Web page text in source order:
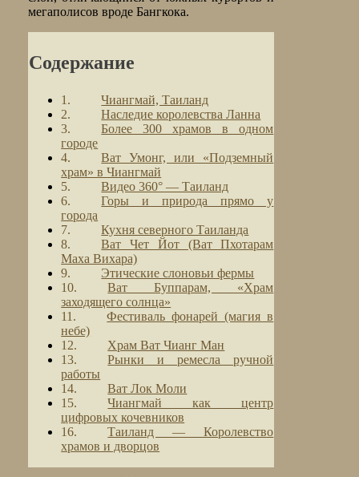
мегаполисов вроде Бангкока.
Содержание
Чиангмай, Таиланд
Наследие королевства Ланна
Более 300 храмов в одном
городе
Ват Умонг, или «Подземный
храм» в Чиангмай
Видео 360° — Таиланд
Горы и природа прямо у
города
Кухня северного Таиланда
Ват Чет Йот (Ват Пхотарам
Маха Вихара)
Этические слоновьи фермы
Ват Буппарам, «Храм
заходящего солнца»
Фестиваль фонарей (магия в
небе)
Храм Ват Чианг Ман
Рынки и ремесла ручной
работы
Ват Лок Моли
Чиангмай как центр
цифровых кочевников
Таиланд — Королевство
храмов и дворцов